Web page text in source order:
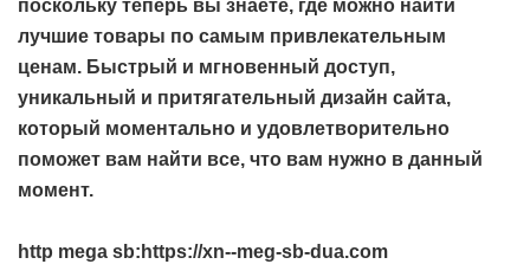
поскольку теперь вы знаете, где можно найти
лучшие товары по самым привлекательным
ценам. Быстрый и мгновенный доступ,
уникальный и притягательный дизайн сайта,
который моментально и удовлетворительно
поможет вам найти все, что вам нужно в данный
момент.
http mega sb:https://xn--meg-sb-dua.com